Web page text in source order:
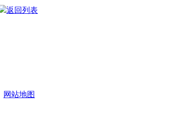
返回列表
网站地图